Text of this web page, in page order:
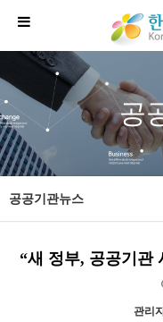
공
공공기관뉴스
“새 정부, 공공기관
관리